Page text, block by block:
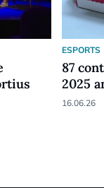
ESPORTS
87
2025
16.06.26